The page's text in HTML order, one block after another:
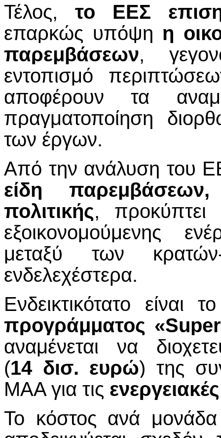
Τέλος, το ΕΕΣ
επαρκώς υπόψη η
παρεμβάσεων,
εντοπισμό
αποφέρουν τα
πραγματοποίηση
των έργων.
Από την ανάλυση του
είδη
πολιτικής, προκύπτει
εξοικονομούμενης
μεταξύ των
ενδελεχέστερα.
Ενδεικτικότατο είναι
προγράμματος
αναμένεται να
(14 δισ. ευρώ) της
ΜΑΑ για τις
Το κόστος ανά μονάδα